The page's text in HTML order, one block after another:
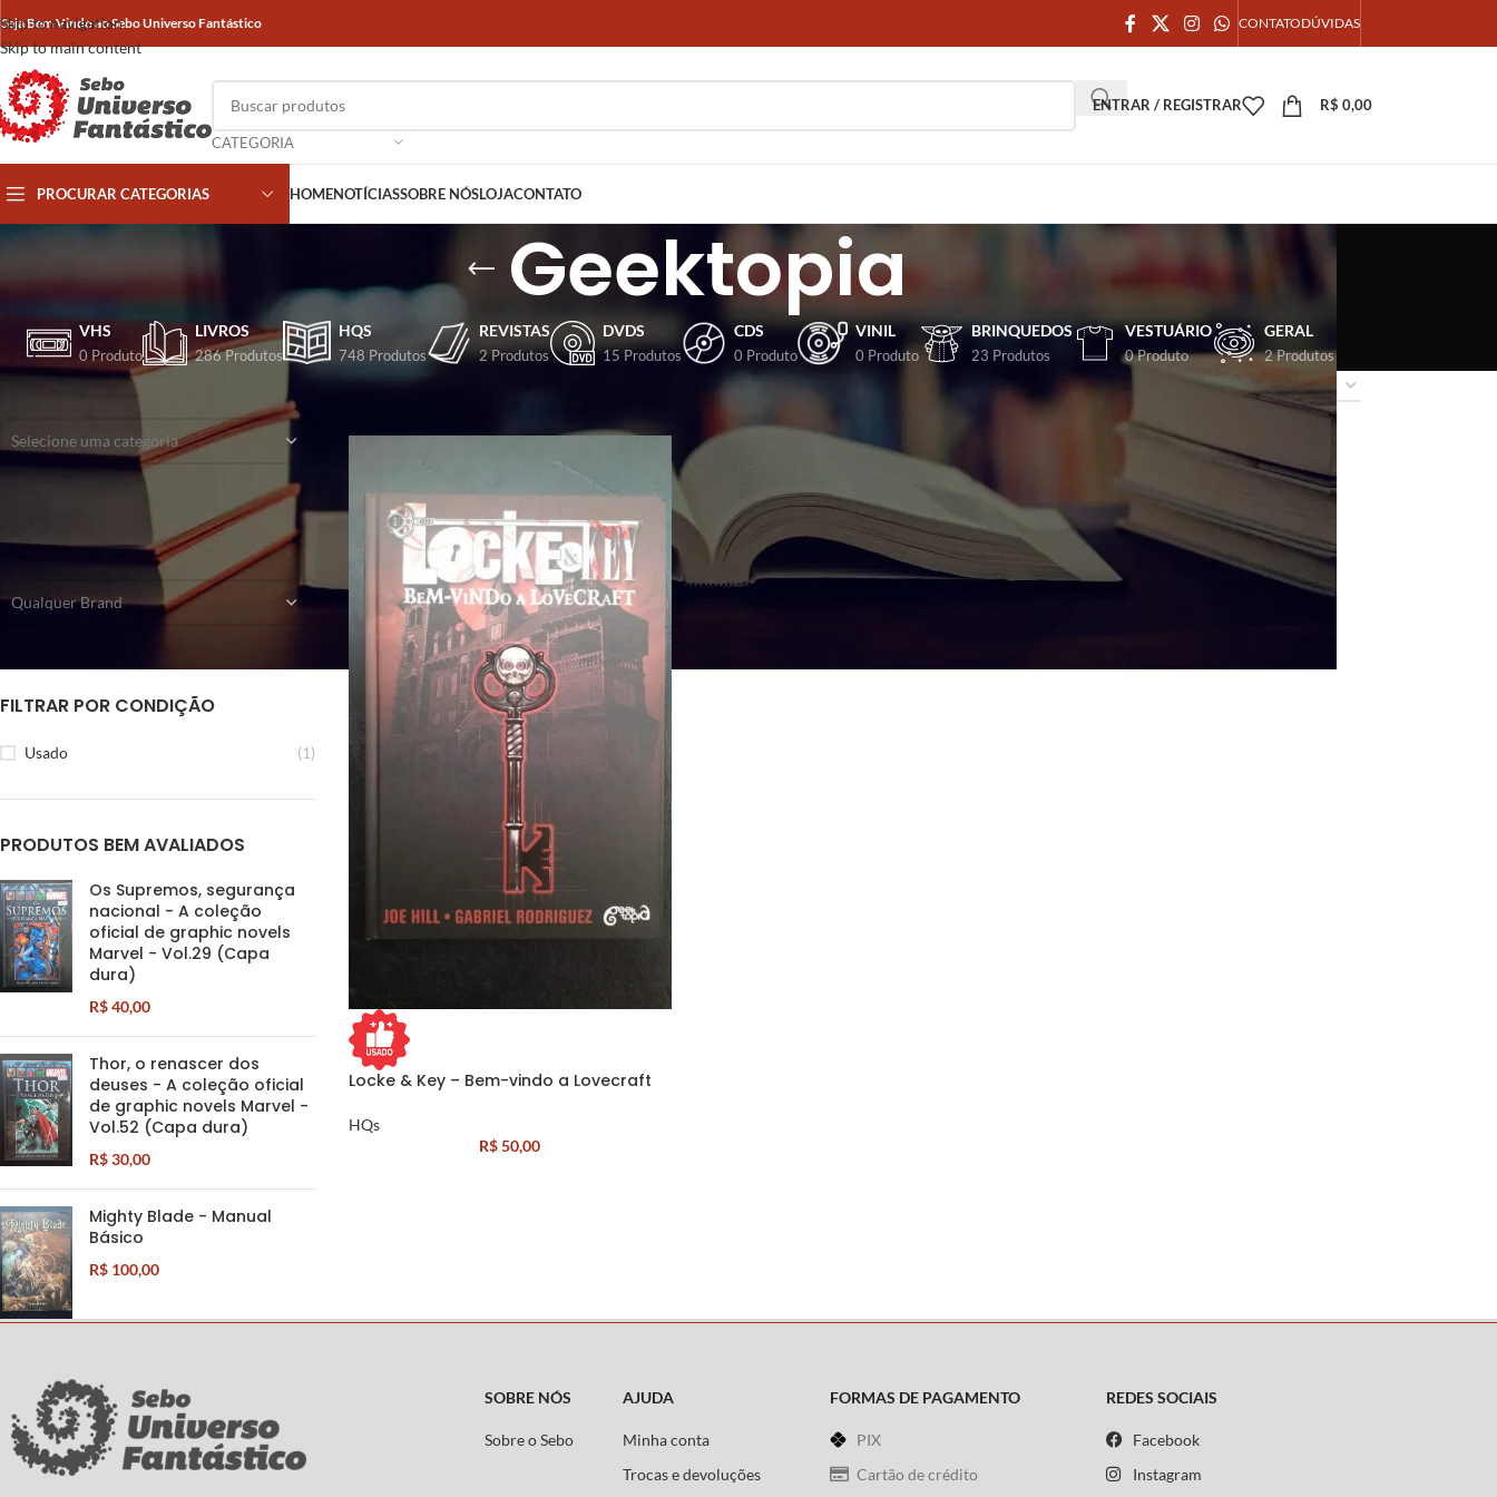
Skip to navigation
Skip to main content
Seja Bem Vindo ao Sebo Universo Fantástico CONTATODÚVIDAS
CATEGORIA
ENTRAR / REGISTRAR R$ 0,00
PROCURAR CATEGORIAS HOMENOTÍCIASSOBRE NÓSLOJACONTATO
Geektopia
VHS
0 Produto
LIVROS
286 Produtos
HQS
748 Produtos
REVISTAS
2 Produtos
DVDS
15 Produtos
CDS
0 Produto
VINIL
0 Produto
BRINQUEDOS
23 Produtos
VESTUÁRIO
0 Produto
GERAL
2 Produtos
CATEGORIAS
Selecione uma categoria
FILTRAR POR EDITORA
Qualquer Brand
FILTRAR POR CONDIÇÃO
Usado (1)
PRODUTOS BEM AVALIADOS
Os Supremos, segurança
nacional - A coleção
oficial de graphic novels
Marvel - Vol.29 (Capa
dura)
R$40,00
Thor, o renascer dos
deuses - A coleção oficial
de graphic novels Marvel -
Vol.52 (Capa dura)
R$30,00
Mighty Blade - Manual
Básico
R$ 100,00
Início/Produtos marcados com a tag “Geektopia” 18 24
Locke & Key – Bem-vindo a Lovecraft
HQs
R$50,00
SOBRE NÓS
Sobre o Sebo
AJUDA
Minha conta
Trocas e devoluções
FORMAS DE PAGAMENTO
PIX
Cartão de crédito
REDES SOCIAIS
Facebook
Instagram